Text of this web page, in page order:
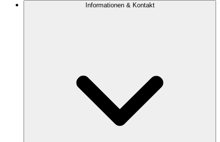
Informationen & Kontakt